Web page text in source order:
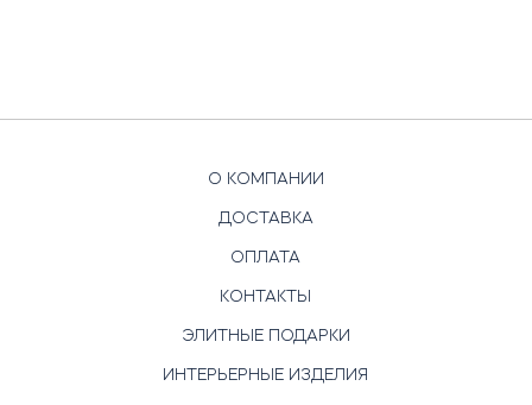
О КОМПАНИИ
ДОСТАВКА
ОПЛАТА
КОНТАКТЫ
ЭЛИТНЫЕ ПОДАРКИ
ИНТЕРЬЕРНЫЕ ИЗДЕЛИЯ